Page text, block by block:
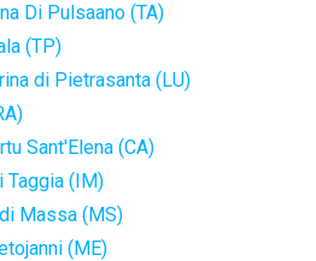
Di Pulsaano (TA)
(TP)
di Pietrasanta (LU)
Sant'Elena (CA)
Taggia (IM)
Massa (MS)
(ME)